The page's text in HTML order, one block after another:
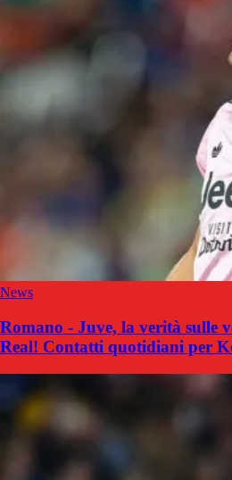
News
Romano - Juve, la verità sulle
Real! Contatti quotidiani per